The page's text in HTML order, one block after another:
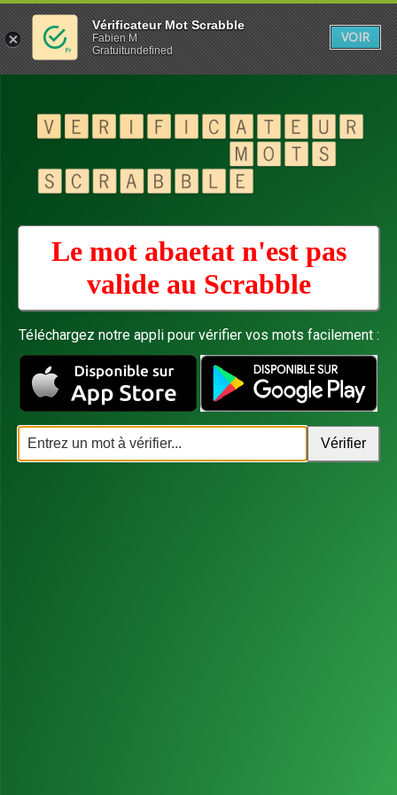
Le mot abaetat n'est pas
valide au Scrabble
Téléchargez notre appli pour vérifier vos mots facilement :
Vérificateur Mot Scrabble
Fabien M
Gratuitundefined
VOIR